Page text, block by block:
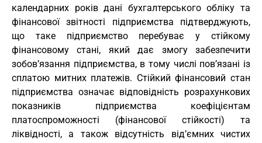
календарних років дані бухгалтерського обліку та
фінансової звітності підприємства підтверджують,
що таке підприємство перебуває у стійкому
фінансовому стані, який дає змогу забезпечити
зобов’язання підприємства, в тому числі пов’язані із
сплатою митних платежів. Стійкий фінансовий стан
підприємства означає відповідність розрахункових
показників підприємства коефіцієнтам
платоспроможності (фінансової стійкості) та
ліквідності, а також відсутність від’ємних чистих